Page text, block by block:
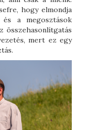
hogy elmondja
a megosztások
összehasonlítgatás
mert ez egy